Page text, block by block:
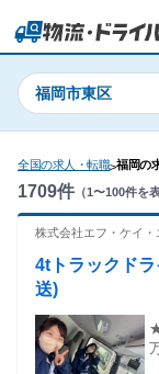
福岡市東区
全国の求人・転職>福岡の
1709件 （1〜100件を
株式会社エフ・ケイ・
4tトラックド
送)